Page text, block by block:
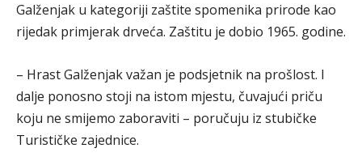
Galženjak u kategoriji zaštite spomenika prirode kao
rijedak primjerak drveća. Zaštitu je dobio 1965. godine.
– Hrast Galženjak važan je podsjetnik na prošlost. I
dalje ponosno stoji na istom mjestu, čuvajući priču
koju ne smijemo zaboraviti – poručuju iz stubičke
Turističke zajednice.